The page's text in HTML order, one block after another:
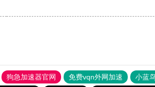
狗急加速器官网 免费vqn外网加速 小蓝